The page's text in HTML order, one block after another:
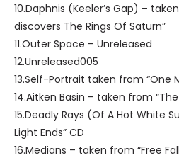
10.Daphnis (Keeler’s Gap) –
discovers The Rings Of Saturn”
11.Outer Space – Unreleased
12.Unreleased005
13.Self-Portrait taken from “One
14.Aitken Basin – taken from
15.Deadly Rays (Of A Hot White
Light Ends” CD
16.Medians – taken from “Free